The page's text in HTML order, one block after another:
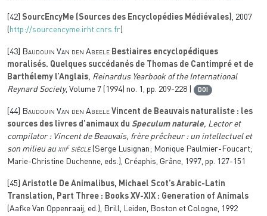
[42] SourcEncyMe (Sources des Encyclopédies Médiévales), 2007
( http://sourcencyme.irht.cnrs.fr)
[43] Baudouin Van den Abeele Bestiaires encyclopédiques
moralisés. Quelques succédanés de Thomas de Cantimpré et de
Barthélemy l’Anglais, Reinardus Yearbook of the International
Reynard Society, Volume 7 (1994) no. 1, pp. 209-228 | DOI
[44] Baudouin Van den Abeele Vincent de Beauvais naturaliste : les
sources des livres d’animaux du Speculum naturale, Lector et
compilator : Vincent de Beauvais, frère prêcheur : un intellectuel et
son milieu auxiiie siècle(Serge Lusignan; Monique Paulmier-Foucart;
Marie-Christine Duchenne, eds.), Créaphis, Grâne, 1997, pp. 127-151
[45] Aristotle De Animalibus, Michael Scot’s Arabic-Latin
Translation, Part Three : Books XV-XIX : Generation of Animals
(Aafke Van Oppenraaij, ed.), Brill, Leiden, Boston et Cologne, 1992